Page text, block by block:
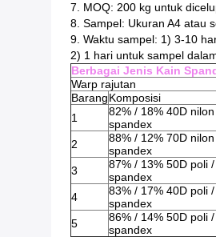
7. MOQ: 200 kg untuk
8. Sampel: Ukuran A4 atau
9. Waktu sampel: 1) 3-10
2) 1 hari untuk sampel
Berbagai Jenis Kain
Warp rajutan
BarangKomposisi
1
82% / 18% 40D
spandex
2
88% / 12% 70D
spandex
3
87% / 13% 50D poli
spandex
4
83% / 17% 40D poli
spandex
5
86% / 14% 50D poli
spandex